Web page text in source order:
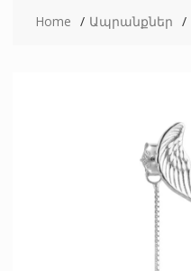
Home Ապրանքներ